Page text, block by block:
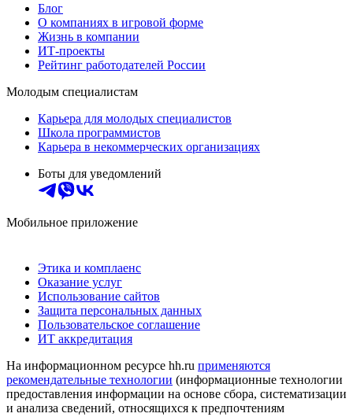
Блог
О компаниях в игровой форме
Жизнь в компании
ИТ-проекты
Рейтинг работодателей России
Молодым специалистам
Карьера для молодых специалистов
Школа программистов
Карьера в некоммерческих организациях
Боты для уведомлений
Мобильное приложение
Этика и комплаенс
Оказание услуг
Использование сайтов
Защита персональных данных
Пользовательское соглашение
ИТ аккредитация
На информационном ресурсе hh.ru применяются
рекомендательные технологии (информационные технологии
предоставления информации на основе сбора, систематизации
и анализа сведений, относящихся к предпочтениям